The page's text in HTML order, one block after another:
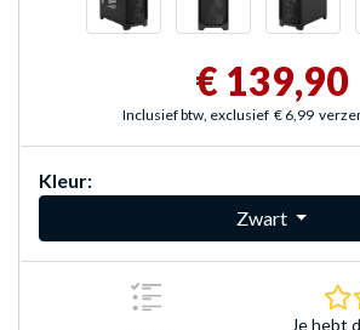
€ 139,90
Inclusief btw, exclusief € 6,99
Kleur:
Zwart
Je hebt